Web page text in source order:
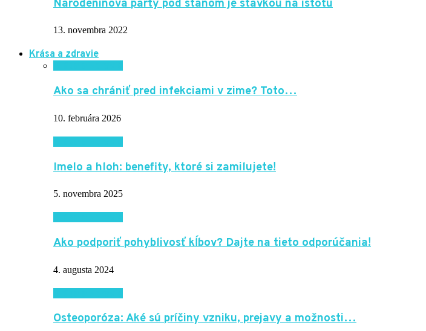
Narodeninová party pod stanom je stávkou na istotu
13. novembra 2022
Krása a zdravie
Ako sa chrániť pred infekciami v zime? Toto…
10. februára 2026
Imelo a hloh: benefity, ktoré si zamilujete!
5. novembra 2025
Ako podporiť pohyblivosť kĺbov? Dajte na tieto odporúčania!
4. augusta 2024
Osteoporóza: Aké sú príčiny vzniku, prejavy a možnosti…